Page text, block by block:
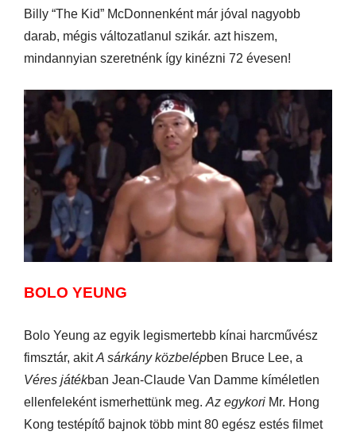
Billy “The Kid” McDonnenként már jóval nagyobb
darab, mégis változatlanul szikár. azt hiszem,
mindannyian szeretnénk így kinézni 72 évesen!
BOLO YEUNG
Bolo Yeung az egyik legismertebb kínai harcművész
fimsztár, akitA sárkány közbelépben Bruce Lee, a
Véres játékban Jean-Claude Van Damme kíméletlen
ellenfeleként ismerhettünk meg. Az egykori Mr. Hong
Kong testépítő bajnok több mint 80 egész estés filmet